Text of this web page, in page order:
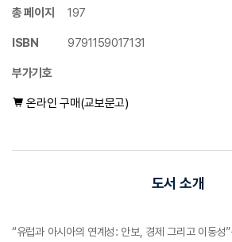
총 페이지 197
ISBN 9791159017131
부가기호
온라인 구매(교보문고)
도서 소개
“유럽과 아시아의 연계성: 안보, 경제 그리고 이동성